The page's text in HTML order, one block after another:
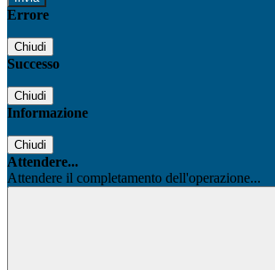
Errore
Chiudi
Successo
Chiudi
Informazione
Chiudi
Attendere...
Attendere il completamento dell'operazione...